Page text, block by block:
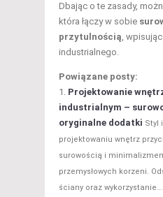
Dbając o te zasady,
która łączy w sobie
przytulnością,
industrialnego.
Powiązane posty:
Projektowanie
industrialnym –
oryginalne dodatki Styl
projektowaniu wnętrz
surowością i
przemysłowych korzeni.
ściany oraz wykorzystanie...